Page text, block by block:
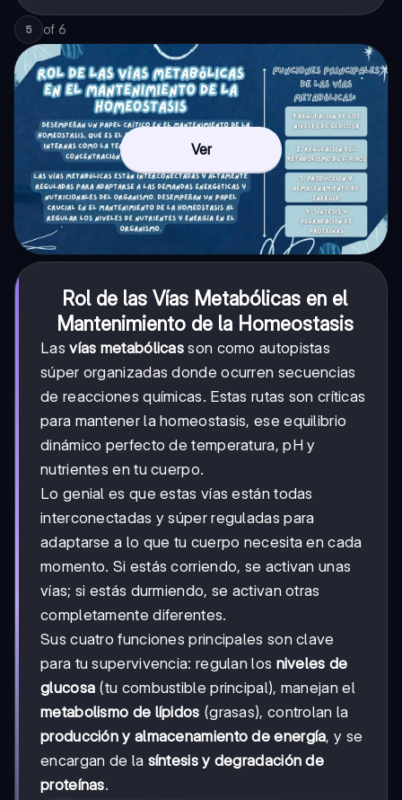
5 of 6
Ver
Rol de las Vías Metabólicas en el
Mantenimiento de la Homeostasis
Lasvías metabólicas son como autopistas
súper organizadas donde ocurren secuencias
de reacciones químicas. Estas rutas son críticas
para mantener la homeostasis, ese equilibrio
dinámico perfecto de temperatura, pH y
nutrientes en tu cuerpo.
Lo genial es que estas vías están todas
interconectadas y súper reguladas para
adaptarse a lo que tu cuerpo necesita en cada
momento. Si estás corriendo, se activan unas
vías; si estás durmiendo, se activan otras
completamente diferentes.
Sus cuatro funciones principales son clave
para tu supervivencia: regulan los niveles de
glucosa (tu combustible principal), manejan el
metabolismo de lípidos (grasas), controlan la
producción y almacenamiento de energía, y se
encargan de la síntesis y degradación de
proteínas.